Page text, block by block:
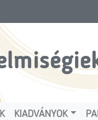
KIADVÁNYOK